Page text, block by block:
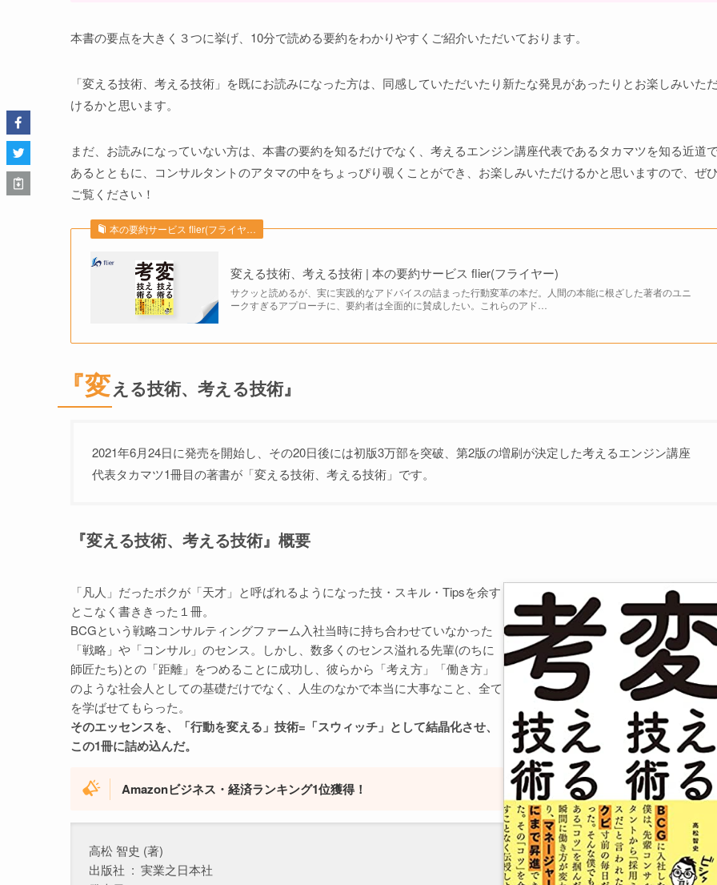
本書の要点を大きく３つに挙げ、10分で読める要約をわかりやすくご紹介いただいております。
「変える技術、考える技術」を既にお読みになった方は、同感していただいたり新たな発見があったりとお楽しみいた
けるかと思います。
まだ、お読みになっていない方は、本書の要約を知るだけでなく、考えるエンジン講座代表であるタカマツを知る近道
あるとともに、コンサルタントのアタマの中をちょっぴり覗くことができ、お楽しみいただけるかと思いますので、ぜ
ご覧ください！
本の要約サービス flier(フライヤ…
変える技術、考える技術 | 本の要約サービス flier(フライヤー)
サクッと読めるが、実に実践的なアドバイスの詰まった行動変革の本だ。人間の本能に根ざした著者のユニ
ークすぎるアプローチに、要約者は全面的に賛成したい。これらのアド…
『変える技術、考える技術』
2021年6月24日に発売を開始し、その20日後には初版3万部を突破、第2版の増刷が決定した考えるエンジン講座
代表タカマツ1冊目の著書が「変える技術、考える技術」です。
『変える技術、考える技術』概要
「凡人」だったボクが「天才」と呼ばれるようになった技・スキル・Tipsを余す
とこなく書ききった１冊。
BCGという戦略コンサルティングファーム入社当時に持ち合わせていなかった
「戦略」や「コンサル」のセンス。しかし、数多くのセンス溢れる先輩(のちに
師匠たち)との「距離」をつめることに成功し、彼らから「考え方」「働き方」
のような社会人としての基礎だけでなく、人生のなかで本当に大事なこと、全て
を学ばせてもらった。
そのエッセンスを、「行動を変える」技術=「スウィッチ」として結晶化させ、
この1冊に詰め込んだ。
Amazonビジネス・経済ランキング1位獲得！
高松 智史 (著)
出版社 ‏ : ‎ 実業之日本社